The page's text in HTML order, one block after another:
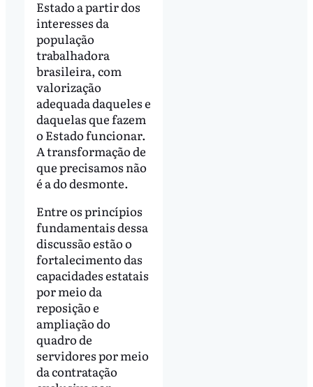
Estado a partir dos
interesses da
população
trabalhadora
brasileira, com
valorização
adequada daqueles e
daquelas que fazem
o Estado funcionar.
A transformação de
que precisamos não
é a do desmonte.
Entre os princípios
fundamentais dessa
discussão estão o
fortalecimento das
capacidades estatais
por meio da
reposição e
ampliação do
quadro de
servidores por meio
da contratação